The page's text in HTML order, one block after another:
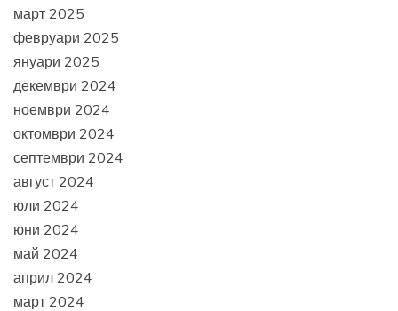
март 2025
февруари 2025
януари 2025
декември 2024
ноември 2024
октомври 2024
септември 2024
август 2024
юли 2024
юни 2024
май 2024
април 2024
март 2024